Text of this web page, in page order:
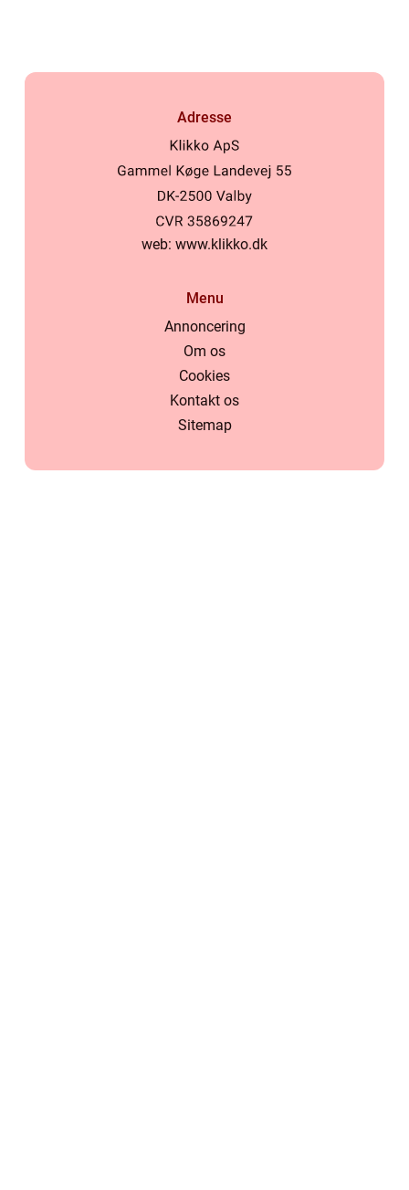
Adresse
web: www.klikko.dk
Menu
Annoncering
Om os
Cookies
Kontakt os
Sitemap